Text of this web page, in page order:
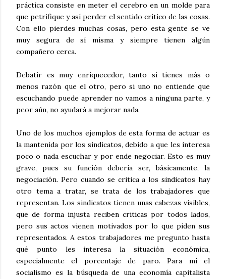
práctica consiste en meter el cerebro en un molde para
que petrifique y así perder el sentido crítico de las cosas.
Con ello pierdes muchas cosas, pero esta gente se ve
muy segura de sí misma y siempre tienen algún
compañero cerca.
Debatir es muy enriquecedor, tanto si tienes más o
menos razón que el otro, pero si uno no entiende que
escuchando puede aprender no vamos a ninguna parte, y
peor aún, no ayudará a mejorar nada.
Uno de los muchos ejemplos de esta forma de actuar es
la mantenida por los sindicatos, debido a que les interesa
poco o nada escuchar y por ende negociar. Esto es muy
grave, pues su función debería ser, básicamente, la
negociación. Pero cuando se critica a los sindicatos hay
otro tema a tratar, se trata de los trabajadores que
representan. Los sindicatos tienen unas cabezas visibles,
que de forma injusta reciben criticas por todos lados,
pero sus actos vienen motivados por lo que piden sus
representados. A estos trabajadores me pregunto hasta
qué punto les interesa la situación económica,
especialmente el porcentaje de paro. Para mí el
socialismo es la búsqueda de una economía capitalista